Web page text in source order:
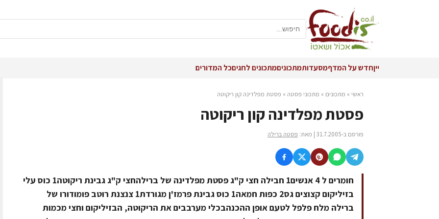
ייןחדש על המדףמסעדותמתכוניםמתכונים לחגיםכל המדורים
ראשי » מתכונים » מתכוני פסטה » פסטת מפלדינה קון ריקוטה
פסטת מפלדינה קון ריקוטה
פורסם ב-31.7.2005 | מאת: פסטה ברילה
חומרים ל 4 אנשים1 חבילה חצי ק"ג פסטת מפלדינה של ברילהחצי ק"ג גבינת ריקוטה1 כוס עלי
בזיליקום קצוצים גס2 כפות חמאה1 כוס גבינת פרמז'ן מגורדת1 צנצנת רוטב פומודורו של
ברילה מלח פלפל לטעם אופן ההכנהבכלי מערבבים את הריקוטה, הבזיליקום וחצי מכמות